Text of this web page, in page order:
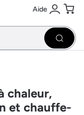
Aide
Se
chaleur,
et chauffe-